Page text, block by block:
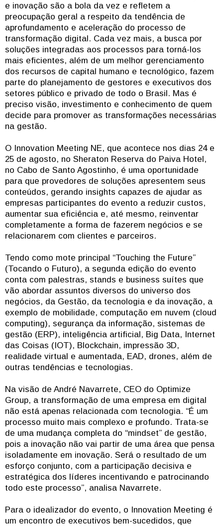
e inovação são a bola da vez e refletem a
preocupação geral a respeito da tendência de
aprofundamento e aceleração do processo de
transformação digital. Cada vez mais, a busca por
soluções integradas aos processos para torná-los
mais eficientes, além de um melhor gerenciamento
dos recursos de capital humano e tecnológico, fazem
parte do planejamento de gestores e executivos dos
setores público e privado de todo o Brasil. Mas é
preciso visão, investimento e conhecimento de quem
decide para promover as transformações necessárias
na gestão.
O Innovation Meeting NE, que acontece nos dias 24 e
25 de agosto, no Sheraton Reserva do Paiva Hotel,
no Cabo de Santo Agostinho, é uma oportunidade
para que provedores de soluções apresentem seus
conteúdos, gerando insights capazes de ajudar as
empresas participantes do evento a reduzir custos,
aumentar sua eficiência e, até mesmo, reinventar
completamente a forma de fazerem negócios e se
relacionarem com clientes e parceiros.
Tendo como mote principal “Touching the Future”
(Tocando o Futuro), a segunda edição do evento
conta com palestras, stands e business suítes que
vão abordar assuntos diversos do universo dos
negócios, da Gestão, da tecnologia e da inovação, a
exemplo de mobilidade, computação em nuvem (cloud
computing), segurança da informação, sistemas de
gestão (ERP), inteligência artificial, Big Data, Internet
das Coisas (IOT), Blockchain, impressão 3D,
realidade virtual e aumentada, EAD, drones, além de
outras tendências e tecnologias.
Na visão de André Navarrete, CEO do Optimize
Group, a transformação de uma empresa em digital
não está apenas relacionada com tecnologia. “É um
processo muito mais complexo e profundo. Trata-se
de uma mudança completa do “mindset” de gestão,
pois a inovação não vai partir de uma área que pensa
isoladamente em inovação. Será o resultado de um
esforço conjunto, com a participação decisiva e
estratégica dos líderes incentivando e patrocinando
todo este processo”, analisa Navarrete.
Para o idealizador do evento, o Innovation Meeting é
um encontro de executivos bem-sucedidos, que